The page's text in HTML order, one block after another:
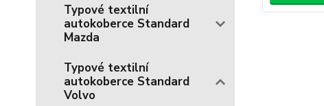
Typové textilní
autokoberce Standard
Mazda
Typové textilní
autokoberce Standard
Volvo